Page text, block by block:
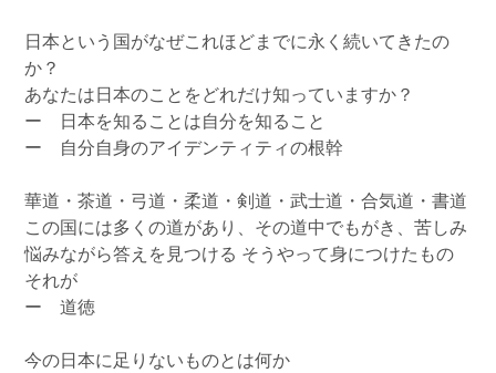
日本という国がなぜこれほどまでに永く続いてきたの
か？
あなたは日本のことをどれだけ知っていますか？
ー 日本を知ることは自分を知ること
ー 自分自身のアイデンティティの根幹
華道・茶道・弓道・柔道・剣道・武士道・合気道・書道
この国には多くの道があり、その道中でもがき、苦しみ
悩みながら答えを見つける そうやって身につけたもの
それが
ー 道徳
今の日本に足りないものとは何か